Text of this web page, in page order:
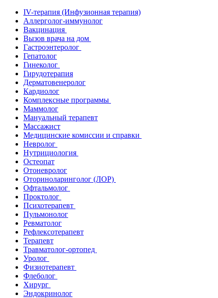
IV-терапия (Инфузионная терапия)
Аллерголог-иммунолог
Вакцинация
Вызов врача на дом
Гастроэнтеролог
Гепатолог
Гинеколог
Гирудотерапия
Дерматовенеролог
Кардиолог
Комплексные программы
Маммолог
Мануальный терапевт
Массажист
Медицинские комиссии и справки
Невролог
Нутрициология
Остеопат
Отоневролог
Оториноларинголог (ЛОР)
Офтальмолог
Проктолог
Психотерапевт
Пульмонолог
Ревматолог
Рефлексотерапевт
Терапевт
Травматолог-ортопед
Уролог
Физиотерапевт
Флеболог
Хирург
Эндокринолог